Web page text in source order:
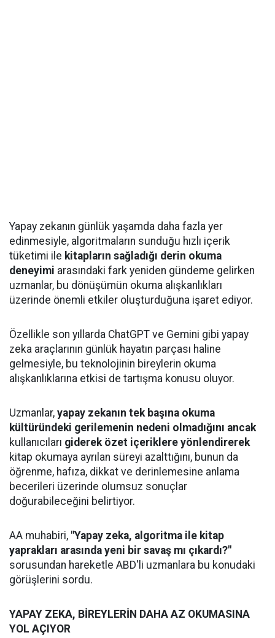
Yapay zekanın günlük yaşamda daha fazla yer
edinmesiyle, algoritmaların sunduğu hızlı içerik
tüketimi ile kitapların sağladığı derin okuma
deneyimi arasındaki fark yeniden gündeme gelirken
uzmanlar, bu dönüşümün okuma alışkanlıkları
üzerinde önemli etkiler oluşturduğuna işaret ediyor.
Özellikle son yıllarda ChatGPT ve Gemini gibi yapay
zeka araçlarının günlük hayatın parçası haline
gelmesiyle, bu teknolojinin bireylerin okuma
alışkanlıklarına etkisi de tartışma konusu oluyor.
Uzmanlar, yapay zekanın tek başına okuma
kültüründeki gerilemenin nedeni olmadığını ancak
kullanıcıları giderek özet içeriklere yönlendirerek
kitap okumaya ayrılan süreyi azalttığını, bunun da
öğrenme, hafıza, dikkat ve derinlemesine anlama
becerileri üzerinde olumsuz sonuçlar
doğurabileceğini belirtiyor.
AA muhabiri, "Yapay zeka, algoritma ile kitap
yaprakları arasında yeni bir savaş mı çıkardı?"
sorusundan hareketle ABD'li uzmanlara bu konudaki
görüşlerini sordu.
YAPAY ZEKA, BİREYLERİN DAHA AZ OKUMASINA
YOL AÇIYOR